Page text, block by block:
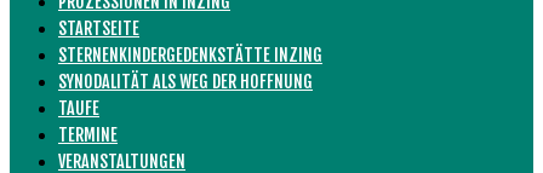
STARTSEITE
STERNENKINDERGEDENKSTÄTTE INZING
SYNODALITÄT ALS WEG DER HOFFNUNG
TAUFE
TERMINE
VERANSTALTUNGEN